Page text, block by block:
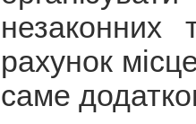
незаконних
рахунок
саме